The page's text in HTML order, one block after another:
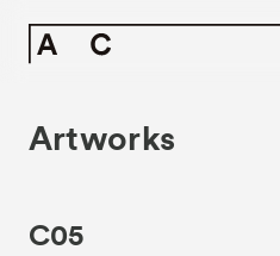
Artworks
C05